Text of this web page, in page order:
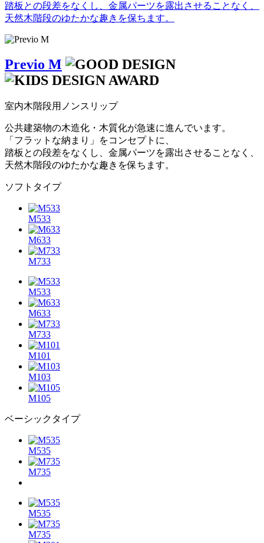
踏板との段差をなくし、金属パーツを露出させることなく、
天然木階段のゆたかな趣きを保ちます。
Previo M
室内木階段用ノンスリップ
公共建築物の木造化・木質化が急速に進んでいます。
「フラットな納まり」をコンセプトに、
踏板との段差をなくし、金属パーツを露出させることなく、
天然木階段のゆたかな趣きを保ちます。
ソフトタイプ
M533
M633
M733
M533
M633
M733
M101
M103
M105
ベーシックタイプ
M535
M735
M535
M735